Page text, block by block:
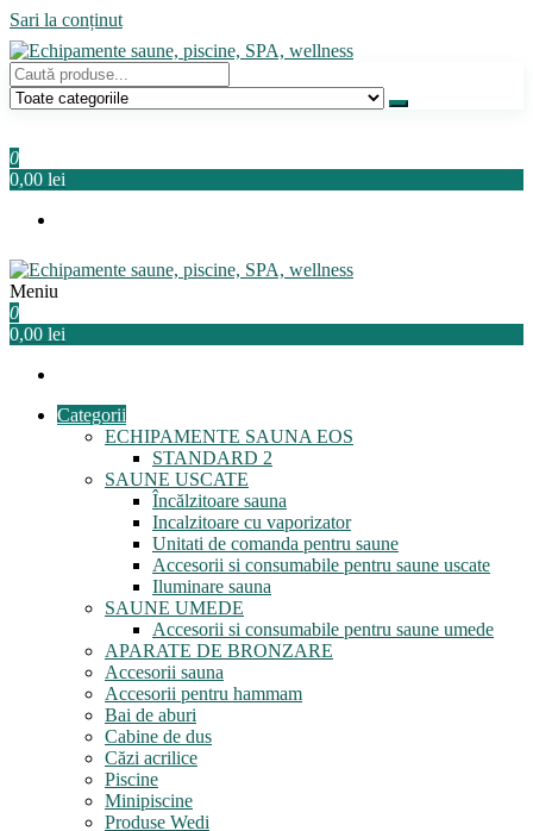
Sari la conținut
Echipamente saune, piscine, SPA, wellness
Relaxeaza-te!
0
0,00 lei
Echipamente saune, piscine, SPA, wellness
Relaxeaza-te!
Meniu
0
0,00 lei
Categorii
ECHIPAMENTE SAUNA EOS
STANDARD 2
SAUNE USCATE
Încălzitoare sauna
Incalzitoare cu vaporizator
Unitati de comanda pentru saune
Accesorii si consumabile pentru saune uscate
Iluminare sauna
SAUNE UMEDE
Accesorii si consumabile pentru saune umede
APARATE DE BRONZARE
Accesorii sauna
Accesorii pentru hammam
Bai de aburi
Cabine de dus
Căzi acrilice
Piscine
Minipiscine
Produse Wedi